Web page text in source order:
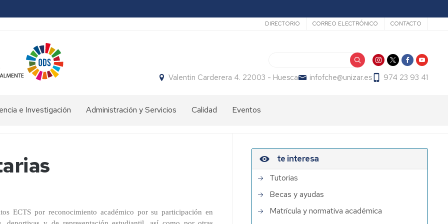
Secundario
DIRECTORIO CORREO ELECTRÓNICO CONTACTO
Valentin Carderera 4. 22003 - Huesca infofche@unizar.es 974 23 93 41
e Investigación Administración y Servicios Calidad Eventos
ECTS por reconocimiento académico por su participación en
te interesa
Tutorias
Becas y ayudas
Matrícula y normativa académica